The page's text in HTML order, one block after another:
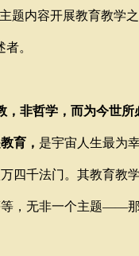
题内容开展教育教学
。
，非哲学，而为今世所
育， 是宇宙人生最为
四千法门。其教育教
，无非一个主题——